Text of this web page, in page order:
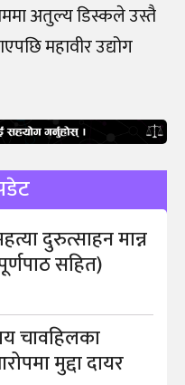
अतुल्य डिस्कले उस्तै
महावीर उद्योग
दुरुत्साहन मान्न
सहित)
चावहिलका
मुद्दा दायर